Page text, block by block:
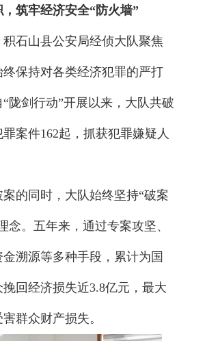
筑牢经济安全“防火墙”
石山县公安局经侦大队聚焦
保持对各类经济犯罪的严打
陇剑行动”开展以来，大队共破
案件162起，抓获犯罪嫌疑人
的同时，大队始终坚持“破案
念。五年来，通过专案攻坚、
溯源等多种手段，累计为国
回经济损失近3.8亿元，最大
群众财产损失。